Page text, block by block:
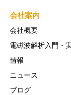
会社案内
会社概要
電磁波解析入門・
情報
ニュース
ブログ